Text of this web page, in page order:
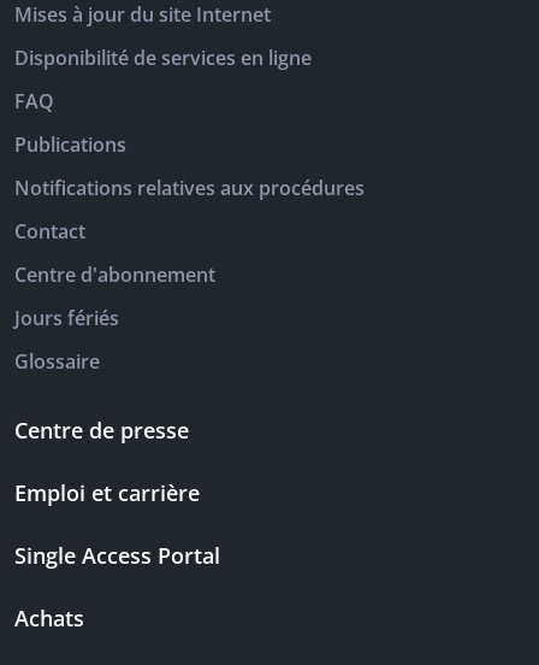
Mises à jour du site Internet
Disponibilité de services en ligne
FAQ
Publications
Notifications relatives aux procédures
Contact
Centre d'abonnement
Jours fériés
Glossaire
Centre de presse
Emploi et carrière
Single Access Portal
Achats